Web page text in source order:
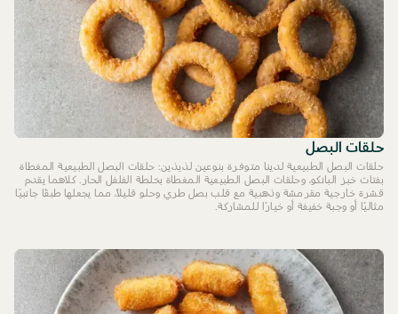
حلقات البصل
حلقات البصل الطبيعية لدينا متوفرة بنوعين لذيذين: حلقات البصل الطبيعية المغطاة
بفتات خبز البانكو، وحلقات البصل الطبيعية المغطاة بخلطة الفلفل الحار. كلاهما يقدم
قشرة خارجية مقرمشة وذهبية مع قلب بصل طري وحلو قليلاً، مما يجعلها طبقًا جانبيًا
مثاليًا أو وجبة خفيفة أو خيارًا للمشاركة.